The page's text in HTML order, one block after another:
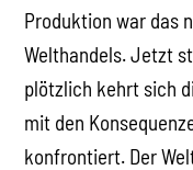
Produktion war das
Welthandels. Jetzt
plötzlich kehrt sich
mit den
konfrontiert. Der